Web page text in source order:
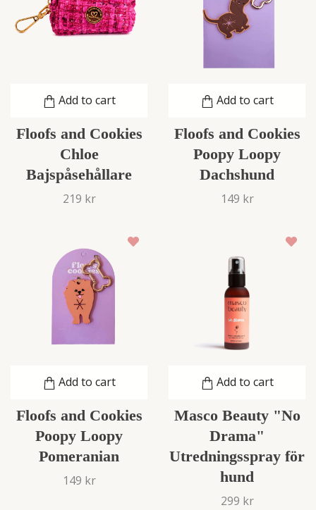
Add to cart
Floofs and Cookies
Chloe
Bajspåsehållare
219 kr
Add to cart
Floofs and Cookies
Poopy Loopy
Dachshund
149 kr
Add to cart
Floofs and Cookies
Poopy Loopy
Pomeranian
149 kr
Add to cart
Masco Beauty "No
Drama"
Utredningsspray för
hund
299 kr